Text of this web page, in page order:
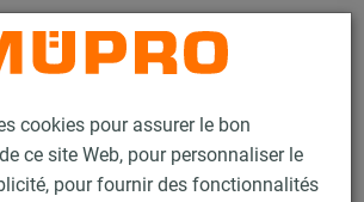
cookies pour assurer le bon
ce site Web, pour personnaliser le
pour fournir des fonctionnalités
Contact